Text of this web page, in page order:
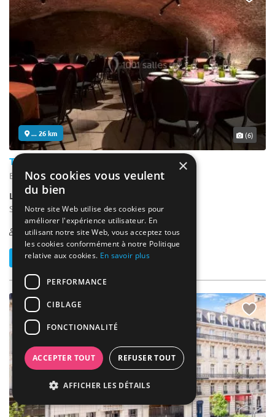
... 26 km (6)
Théâtre de la Samaritaine
Bruxelles - Bruxelles-Capitale (BRU)
Lieu Atypique / Thêatre
Salle de séminaire : En plein coeur de Bruxelles.
1-60
Contacter
NOUVEAU
×
Nos cookies vous veulent
du bien
Notre site Web utilise des cookies pour
améliorer l'expérience utilisateur. En
utilisant notre site Web, vous acceptez tous
les cookies conformément à notre Politique
relative aux cookies. En savoir plus
PERFORMANCE
CIBLAGE
FONCTIONNALITÉ
ACCEPTER TOUT REFUSER TOUT
AFFICHER LES DÉTAILS